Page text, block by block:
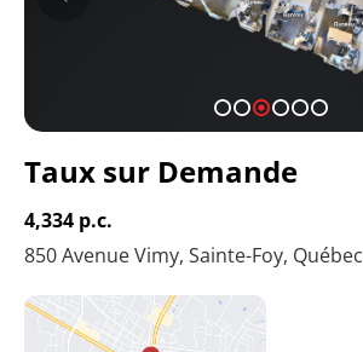
1 2 3 4 5 6
Taux sur Demande
4,334 p.c.
850 Avenue Vimy, Sainte-Foy, Québec